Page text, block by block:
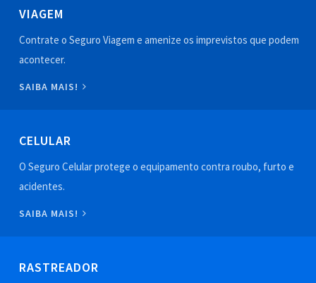
VIAGEM
Contrate o Seguro Viagem e amenize os imprevistos que podem
acontecer.
SAIBA MAIS!
CELULAR
O Seguro Celular protege o equipamento contra roubo, furto e
acidentes.
SAIBA MAIS!
RASTREADOR